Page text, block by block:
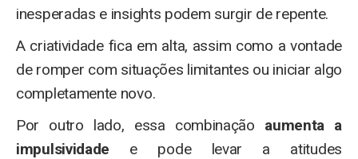
inesperadas e insights podem surgir de repente.
A criatividade fica em alta, assim como a vontade
de romper com situações limitantes ou iniciar algo
completamente novo.
Por outro lado, essa combinação aumenta a
impulsividade e pode levar a atitudes